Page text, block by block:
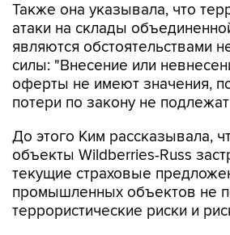
Также она указывала, что
атаки на склады
являются обстоятельствами
силы: "Внесение или
оферты не имеют значения,
потери по закону не
До этого Ким рассказывала,
объекты Wildberries-Russ
текущие страховые
промышленных объектов не
террористические риски и